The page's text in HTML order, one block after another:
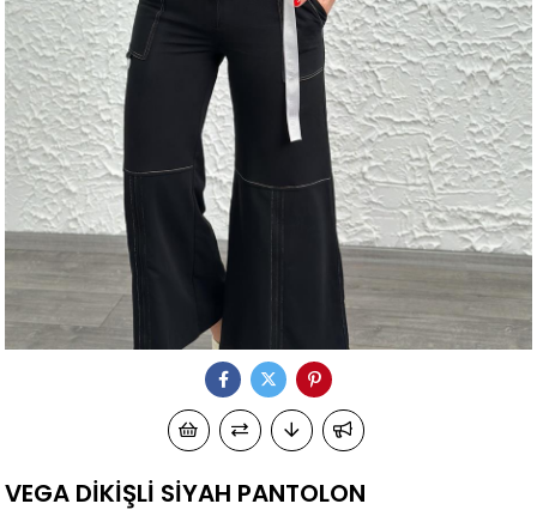
VEGA DİKİŞLİ SİYAH PANTOLON